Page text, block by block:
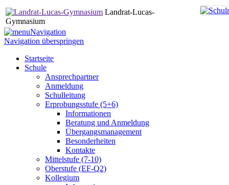
Landrat-Lucas-
Gymnasium
Navigation
Navigation überspringen
Startseite
Schule
Ansprechpartner
Anmeldung
Schulleitung
Erprobungsstufe (5+6)
Informationen
Beratung und Anmeldung
Übergangsmanagement
Besonderheiten
Kontakte
Mittelstufe (7-10)
Oberstufe (EF-Q2)
Kollegium